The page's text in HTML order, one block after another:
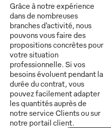
Grâce à notre expérience
dans de nombreuses
branches d’activité, nous
pouvons vous faire des
propositions concrètes pour
votre situation
professionnelle. Si vos
besoins évoluent pendant la
durée du contrat, vous
pouvez facilement adapter
les quantités auprès de
notre service Clients ou sur
notre portail client.